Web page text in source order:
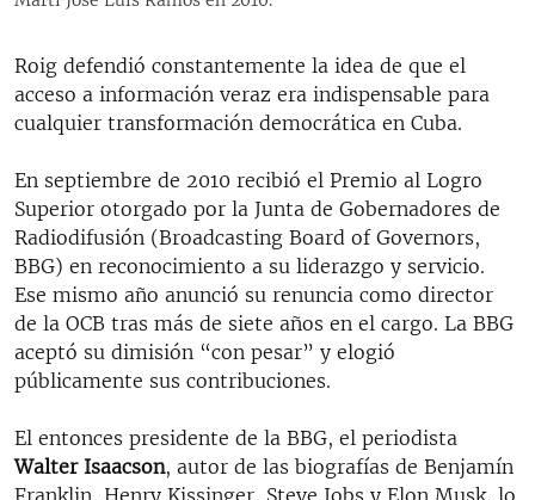
Roig defendió constantemente la idea de que el
acceso a información veraz era indispensable para
cualquier transformación democrática en Cuba.
En septiembre de 2010 recibió el Premio al Logro
Superior otorgado por la Junta de Gobernadores de
Radiodifusión (Broadcasting Board of Governors,
BBG) en reconocimiento a su liderazgo y servicio.
Ese mismo año anunció su renuncia como director
de la OCB tras más de siete años en el cargo. La BBG
aceptó su dimisión “con pesar” y elogió
públicamente sus contribuciones.
El entonces presidente de la BBG, el periodista
Walter Isaacson, autor de las biografías de Benjamín